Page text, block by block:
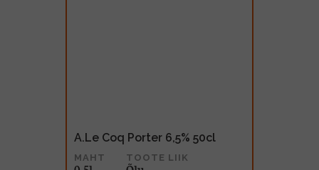
A.Le Coq Porter 6,5% 50cl
MAHT
TOOTE LIIK